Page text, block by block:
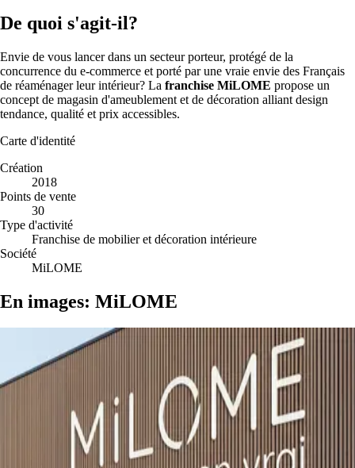
De quoi s'agit-il?
Envie de vous lancer dans un secteur porteur, protégé de la
concurrence du e-commerce et porté par une vraie envie des Français
de réaménager leur intérieur? La franchise MiLOME propose un
concept de magasin d'ameublement et de décoration alliant design
tendance, qualité et prix accessibles.
Carte d'identité
Création
2018
Points de vente
30
Type d'activité
Franchise de mobilier et décoration intérieure
Société
MiLOME
En images: MiLOME